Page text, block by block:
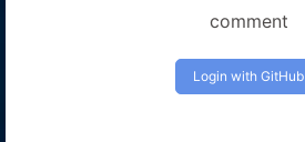
comment
Login with GitHub